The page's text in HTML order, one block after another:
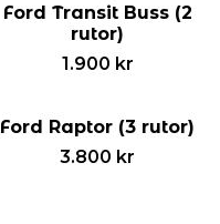
Ford Transit Buss (2
rutor)
1.900 kr
Ford Raptor (3 rutor)
3.800 kr